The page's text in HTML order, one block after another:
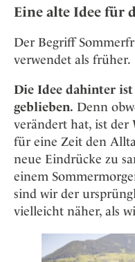
Eine alte Idee für
Der Begriff
verwendet als früher.
Die Idee dahinter
geblieben. Denn
verändert hat, ist der
für eine Zeit den
neue Eindrücke zu
einem
sind wir der
vielleicht näher, als